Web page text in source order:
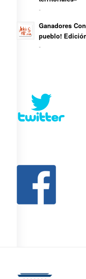
-
Ganadores
pueblo!
-